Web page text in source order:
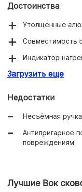
Достоинства
Утолщённые
Совместимость
Индикатор
Безопасное
Удобный уход.
Загрузить еще
Недостатки
Несъёмная
Антипригарное
повреждениям.
Лучшие Вок